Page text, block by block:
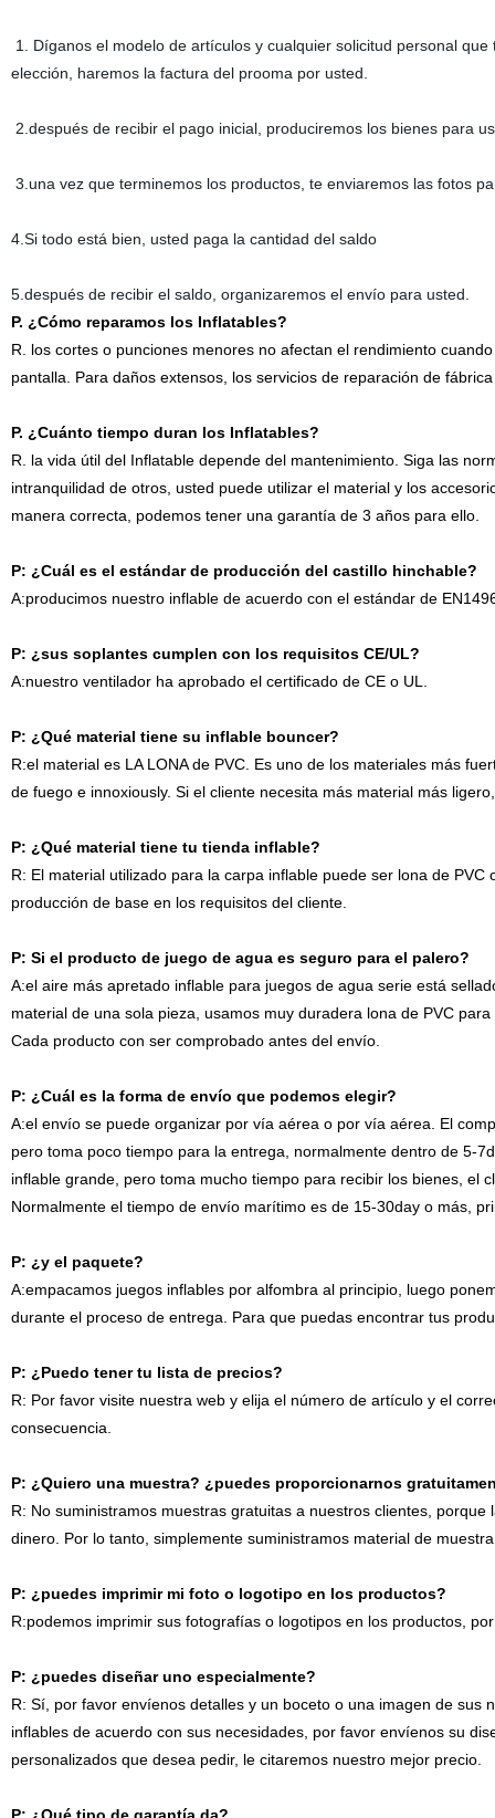
1. Díganos el modelo de artículos y cualquier solicitud personal
elección, haremos la factura del prooma por usted.
2.después de recibir el pago inicial, produciremos los bienes para
3.una vez que terminemos los productos, te enviaremos las fotos
4.Si todo está bien, usted paga la cantidad del saldo
5.después de recibir el saldo, organizaremos el envío para usted.
P. ¿Cómo reparamos los Inflatables?
R. los cortes o punciones menores no afectan el rendimiento
pantalla. Para daños extensos, los servicios de reparación de
P. ¿Cuánto tiempo duran los Inflatables?
R. la vida útil del Inflatable depende del mantenimiento. Siga las
intranquilidad de otros, usted puede utilizar el material y los
manera correcta, podemos tener una garantía de 3 años para ello.
P: ¿Cuál es el estándar de producción del castillo hinchable?
A:producimos nuestro inflable de acuerdo con el estándar de
P: ¿sus soplantes cumplen con los requisitos CE/UL?
A:nuestro ventilador ha aprobado el certificado de CE o UL.
P: ¿Qué material tiene su inflable bouncer?
R:el material es LA LONA de PVC. Es uno de los materiales más
de fuego e innoxiously. Si el cliente necesita más material más
P: ¿Qué material tiene tu tienda inflable?
R: El material utilizado para la carpa inflable puede ser lona de
producción de base en los requisitos del cliente.
P: Si el producto de juego de agua es seguro para el palero?
A:el aire más apretado inflable para juegos de agua serie está
material de una sola pieza, usamos muy duradera lona de PVC
Cada producto con ser comprobado antes del envío.
P: ¿Cuál es la forma de envío que podemos elegir?
A:el envío se puede organizar por vía aérea o por vía aérea. El
pero toma poco tiempo para la entrega, normalmente dentro de 5-
inflable grande, pero toma mucho tiempo para recibir los bienes, el
Normalmente el tiempo de envío marítimo es de 15-30day o más,
P: ¿y el paquete?
A:empacamos juegos inflables por alfombra al principio, luego
durante el proceso de entrega. Para que puedas encontrar tus
P: ¿Puedo tener tu lista de precios?
R: Por favor visite nuestra web y elija el número de artículo y el
consecuencia.
P: ¿Quiero una muestra? ¿puedes proporcionarnos
R: No suministramos muestras gratuitas a nuestros clientes,
dinero. Por lo tanto, simplemente suministramos material de
P: ¿puedes imprimir mi foto o logotipo en los productos?
R:podemos imprimir sus fotografías o logotipos en los productos,
P: ¿puedes diseñar uno especialmente?
R: Sí, por favor envíenos detalles y un boceto o una imagen de
inflables de acuerdo con sus necesidades, por favor envíenos su
personalizados que desea pedir, le citaremos nuestro mejor precio.